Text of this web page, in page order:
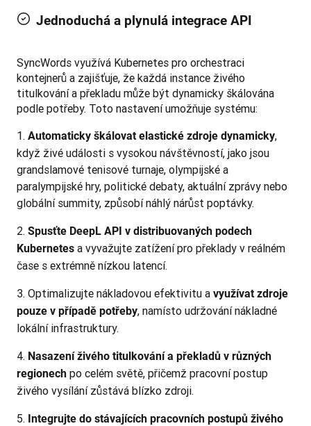
Jednoduchá a plynulá integrace API
SyncWords využívá Kubernetes pro orchestraci
kontejnerů a zajišťuje, že každá instance živého
titulkování a překladu může být dynamicky škálována
podle potřeby. Toto nastavení umožňuje systému:
Automaticky škálovat elastické zdroje dynamicky,
když živé události s vysokou návštěvností, jako jsou
grandslamové tenisové turnaje, olympijské a
paralympijské hry, politické debaty, aktuální zprávy nebo
globální summity, způsobí náhlý nárůst poptávky.
Spusťte DeepL API v distribuovaných podech
Kubernetes a vyvažujte zatížení pro překlady v reálném
čase s extrémně nízkou latencí.
Optimalizujte nákladovou efektivitu a využívat zdroje
pouze v případě potřeby, namísto udržování nákladné
lokální infrastruktury.
Nasazení živého titulkování a překladů v různých
regionech po celém světě, přičemž pracovní postup
živého vysílání zůstává blízko zdroji.
Integrujte do stávajících pracovních postupů živého